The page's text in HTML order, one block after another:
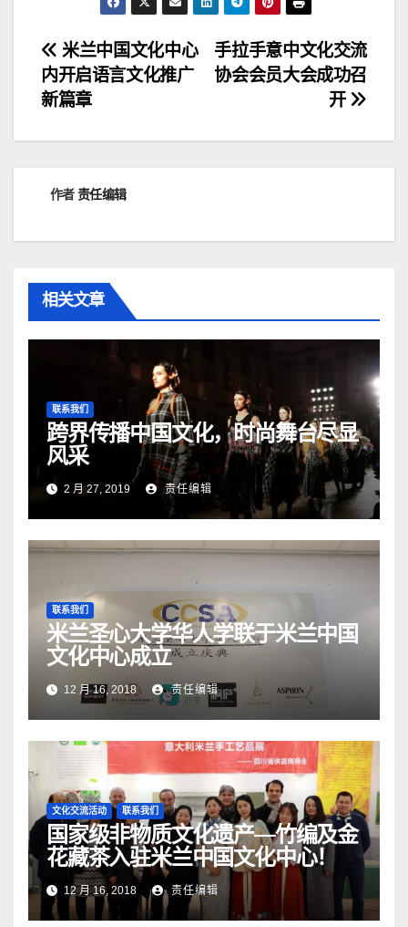
文
章
导
手拉手意中文化交流
协会会员大会成功召
开
米兰中国文化中心
内开启语言文化推广
新篇章
作者责任编辑
相关文章
联系我们
跨界传播中国文化，时尚舞台尽显
风采
2 月 27, 2019 责任编辑
联系我们
米兰圣心大学华人学联于米兰中国
文化中心成立
12 月 16, 2018 责任编辑
文化交流活动 联系我们
国家级非物质文化遗产—竹编及金
花藏茶入驻米兰中国文化中心！
12 月 16, 2018 责任编辑